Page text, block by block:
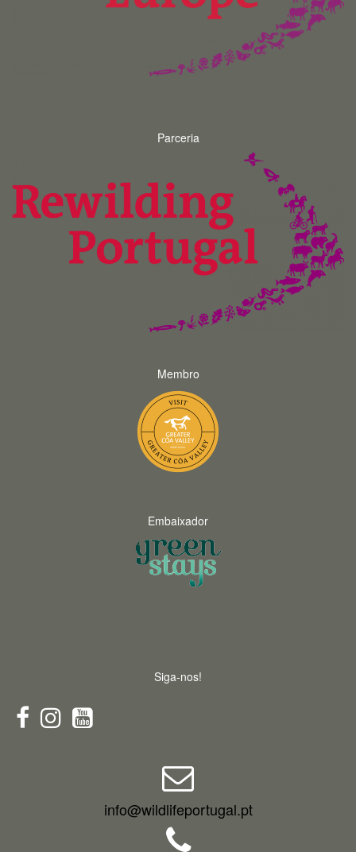
Parceria
Membro
Embaixador
Siga-nos!
info@wildlifeportugal.pt